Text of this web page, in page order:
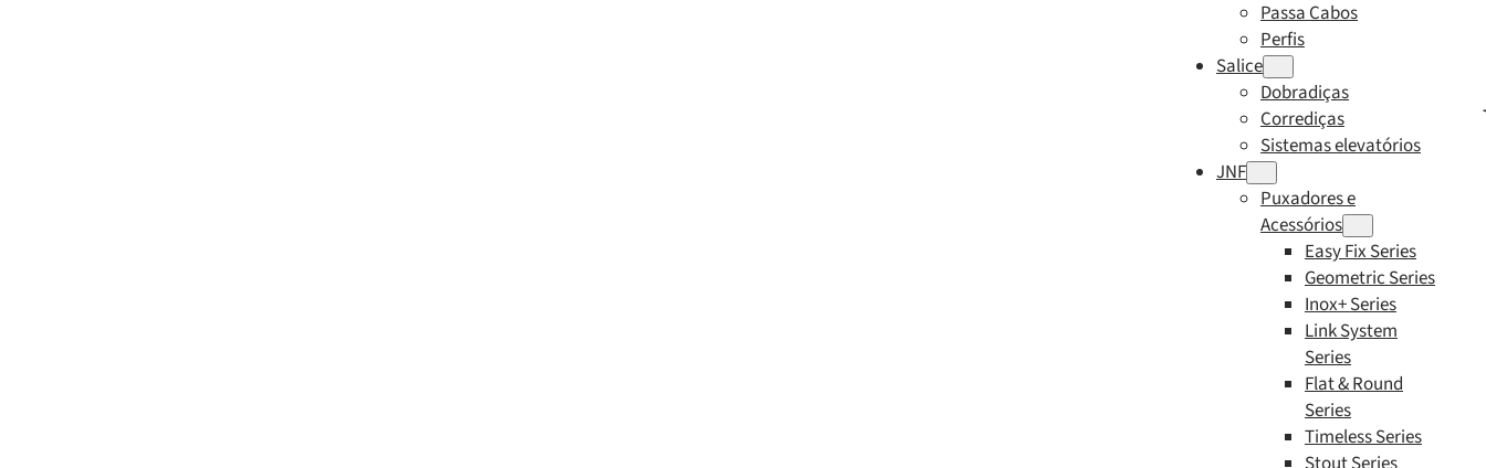
Passa Cabos
Perfis
Salice
Dobradiças
Corrediças
Sistemas elevatórios
JNF
Puxadores e
Acessórios
Easy Fix Series
Geometric Series
Inox+ Series
Link System
Series
Flat & Round
Series
Timeless Series